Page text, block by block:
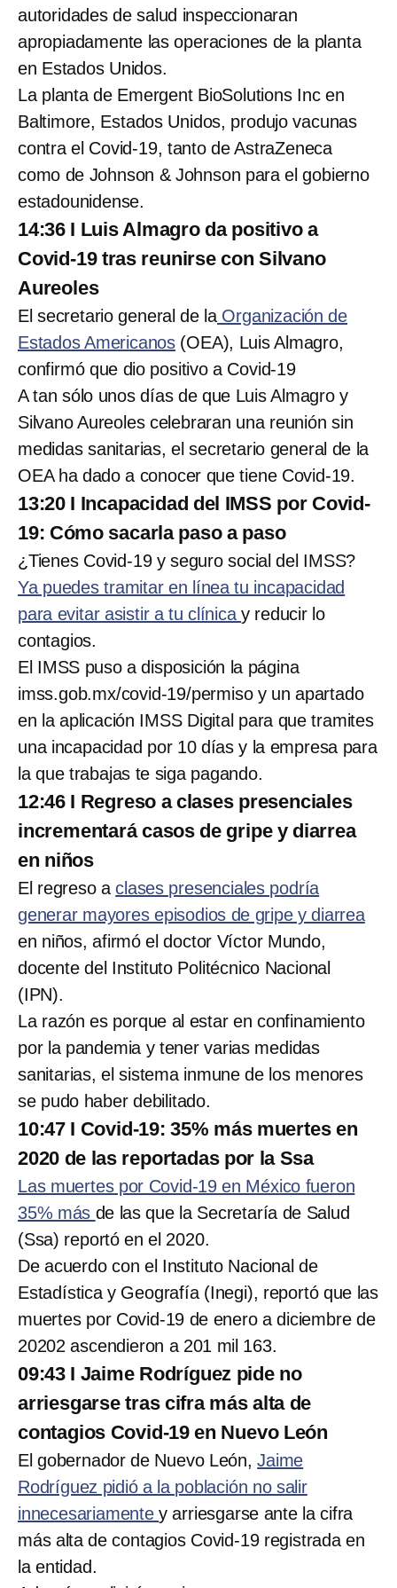
autoridades de salud inspeccionaran
apropiadamente las operaciones de la planta
en Estados Unidos.
La planta de Emergent BioSolutions Inc en
Baltimore, Estados Unidos, produjo vacunas
contra el Covid-19, tanto de AstraZeneca
como de Johnson & Johnson para el gobierno
estadounidense.
14:36 I Luis Almagro da positivo a
Covid-19 tras reunirse con Silvano
Aureoles
El secretario general de la Organización de
Estados Americanos (OEA), Luis Almagro,
confirmó que dio positivo a Covid-19
A tan sólo unos días de que Luis Almagro y
Silvano Aureoles celebraran una reunión sin
medidas sanitarias, el secretario general de la
OEA ha dado a conocer que tiene Covid-19.
13:20 I Incapacidad del IMSS por Covid-
19: Cómo sacarla paso a paso
¿Tienes Covid-19 y seguro social del IMSS?
Ya puedes tramitar en línea tu incapacidad
para evitar asistir a tu clínicay reducir lo
contagios.
El IMSS puso a disposición la página
imss.gob.mx/covid-19/permiso y un apartado
en la aplicación IMSS Digital para que tramites
una incapacidad por 10 días y la empresa para
la que trabajas te siga pagando.
12:46 I Regreso a clases presenciales
incrementará casos de gripe y diarrea
en niños
El regreso aclases presenciales podría
generar mayores episodios de gripe y diarrea
en niños, afirmó el doctor Víctor Mundo,
docente del Instituto Politécnico Nacional
(IPN).
La razón es porque al estar en confinamiento
por la pandemia y tener varias medidas
sanitarias, el sistema inmune de los menores
se pudo haber debilitado.
10:47 I Covid-19: 35% más muertes en
2020 de las reportadas por la Ssa
Las muertes por Covid-19 en México fueron
35% más de las que la Secretaría de Salud
(Ssa) reportó en el 2020.
De acuerdo con el Instituto Nacional de
Estadística y Geografía (Inegi), reportó que las
muertes por Covid-19 de enero a diciembre de
20202 ascendieron a 201 mil 163.
09:43 I Jaime Rodríguez pide no
arriesgarse tras cifra más alta de
contagios Covid-19 en Nuevo León
El gobernador de Nuevo León,Jaime
Rodríguez pidió a la población no salir
innecesariamentey arriesgarse ante la cifra
más alta de contagios Covid-19 registrada en
la entidad.